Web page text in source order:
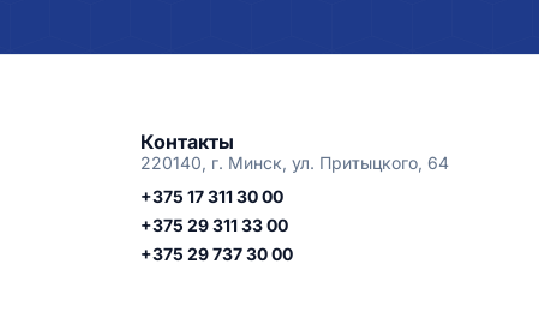
Контакты
220140, г. Минск, ул. Притыцкого, 64
+375 17 311 30 00
+375 29 311 33 00
+375 29 737 30 00